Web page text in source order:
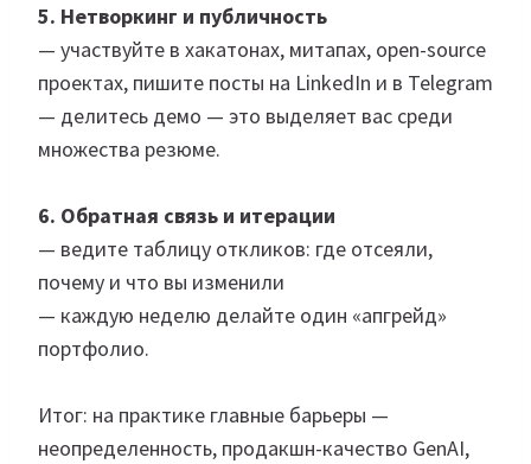
5. Нетворкинг и публичность
— участвуйте в хакатонах, митапах, open-source
проектах, пишите посты на LinkedIn и в Telegram
— делитесь демо — это выделяет вас среди
множества резюме.
6. Обратная связь и итерации
— ведите таблицу откликов: где отсеяли,
почему и что вы изменили
— каждую неделю делайте один «апгрейд»
портфолио.
Итог: на практике главные барьеры —
неопределенность, продакшн-качество GenAI,